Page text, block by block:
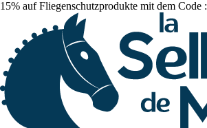
15% auf Fliegenschutzprodukte mit dem Code :